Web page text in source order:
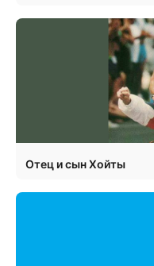
Отец и сын Хойты